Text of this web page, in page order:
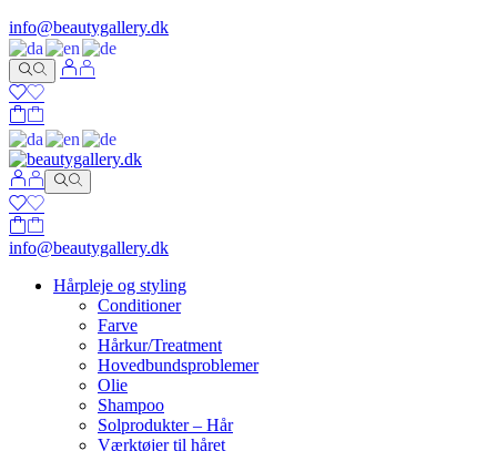
info@beautygallery.dk
info@beautygallery.dk
Hårpleje og styling
Conditioner
Farve
Hårkur/Treatment
Hovedbundsproblemer
Olie
Shampoo
Solprodukter – Hår
Værktøjer til håret